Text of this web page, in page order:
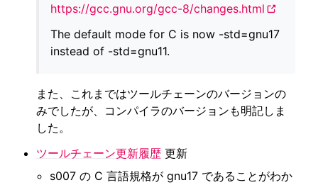
https://gcc.gnu.org/gcc-8/changes.html
The default mode for C is now -std=gnu17
instead of -std=gnu11.
また、これまではツールチェーンのバージョンの
みでしたが、コンパイラのバージョンも明記しま
した。
ツールチェーン更新履歴 更新
s007 の C 言語規格が gnu17 であることがわか